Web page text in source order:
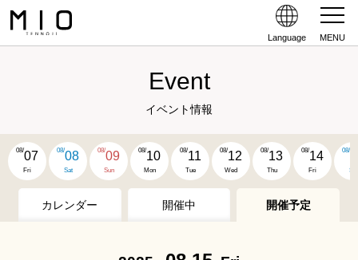
Language MENU
Event
イベント情報
08/07
Fri
08/08
Sat
08/09
Sun
08/10
Mon
08/11
Tue
08/12
Wed
08/13
Thu
08/14
Fri
08/
Sat
カレンダー 開催中 開催予定